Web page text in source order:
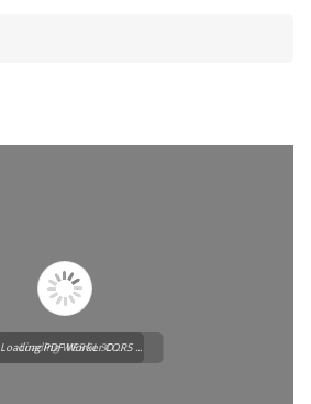
Loading WEBGL 3D ...
Loading PDF Worker CORS ...